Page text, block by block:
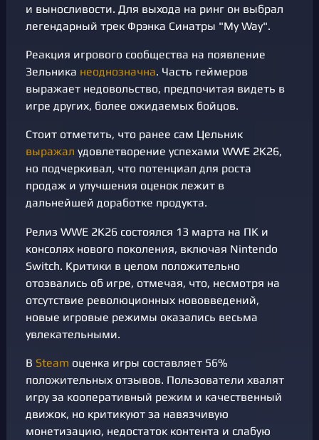
и выносливости. Для выхода на ринг он выбрал
легендарный трек Фрэнка Синатры "My Way".
Реакция игрового сообщества на появление
Зельника неоднозначна. Часть геймеров
выражает недовольство, предпочитая видеть в
игре других, более ожидаемых бойцов.
Стоит отметить, что ранее сам Цельник
выражал удовлетворение успехами WWE 2K26,
но подчеркивал, что потенциал для роста
продаж и улучшения оценок лежит в
дальнейшей доработке продукта.
Релиз WWE 2K26 состоялся 13 марта на ПК и
консолях нового поколения, включая Nintendo
Switch. Критики в целом положительно
отозвались об игре, отмечая, что, несмотря на
отсутствие революционных нововведений,
новые игровые режимы оказались весьма
увлекательными.
В Steam оценка игры составляет 56%
положительных отзывов. Пользователи хвалят
игру за кооперативный режим и качественный
движок, но критикуют за навязчивую
монетизацию, недостаток контента и слабую